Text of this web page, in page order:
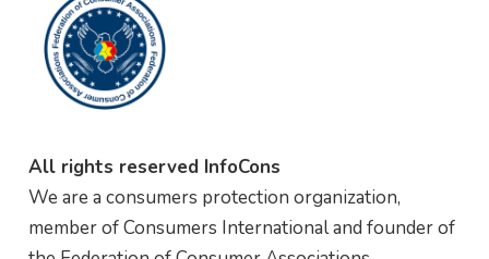
All rights reserved InfoCons
We are a consumers protection organization,
member of Consumers International and founder of